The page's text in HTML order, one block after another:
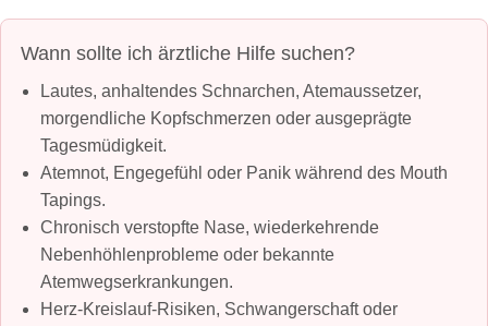
Wann sollte ich ärztliche Hilfe suchen?
Lautes, anhaltendes Schnarchen, Atemaussetzer,
morgendliche Kopfschmerzen oder ausgeprägte
Tagesmüdigkeit.
Atemnot, Engegefühl oder Panik während des Mouth
Tapings.
Chronisch verstopfte Nase, wiederkehrende
Nebenhöhlenprobleme oder bekannte
Atemwegserkrankungen.
Herz‑Kreislauf‑Risiken, Schwangerschaft oder